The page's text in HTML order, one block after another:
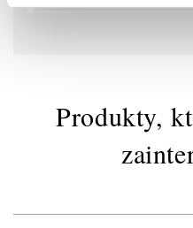
Produkty,